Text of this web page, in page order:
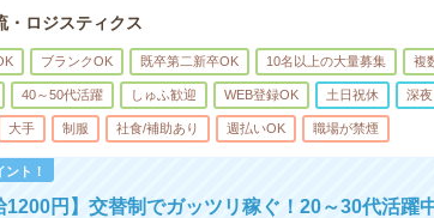
・ロジスティクス
ブランクOK 既卒第二新卒OK 10名以上の大量募集 複
40～50代活躍 しゅふ歓迎 WEB登録OK 土日祝休 深
大手 制服 社食/補助あり 週払いOK 職場が禁煙
ント！
1200円】交替制でガッツリ稼ぐ！20～30代活躍